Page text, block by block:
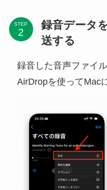
STEP
録音データ
送する
録音した音声ファイ
AirDropを使ってMac